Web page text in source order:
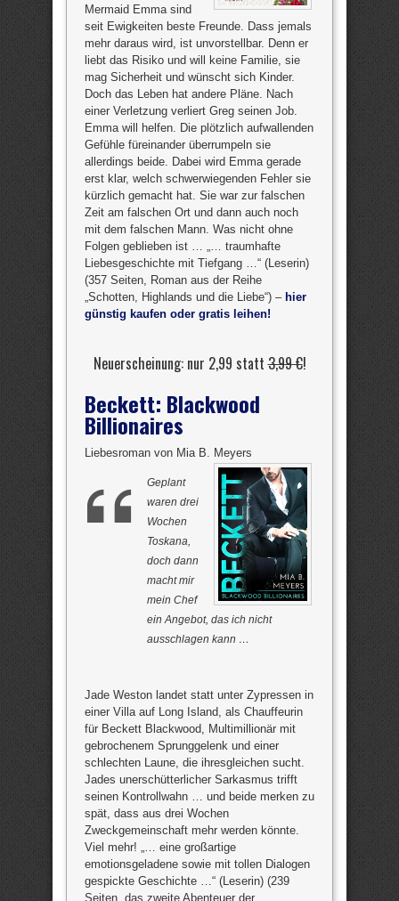
Mermaid Emma sind
seit Ewigkeiten beste Freunde. Dass jemals
mehr daraus wird, ist unvorstellbar. Denn er
liebt das Risiko und will keine Familie, sie
mag Sicherheit und wünscht sich Kinder.
Doch das Leben hat andere Pläne. Nach
einer Verletzung verliert Greg seinen Job.
Emma will helfen. Die plötzlich aufwallenden
Gefühle füreinander überrumpeln sie
allerdings beide. Dabei wird Emma gerade
erst klar, welch schwerwiegenden Fehler sie
kürzlich gemacht hat. Sie war zur falschen
Zeit am falschen Ort und dann auch noch
mit dem falschen Mann. Was nicht ohne
Folgen geblieben ist … „… traumhafte
Liebesgeschichte mit Tiefgang …“ (Leserin)
(357 Seiten, Roman aus der Reihe
„Schotten, Highlands und die Liebe“) – hier
günstig kaufen oder gratis leihen!
Neuerscheinung: nur 2,99 statt3,99 €!
Beckett: Blackwood
Billionaires
Liebesroman von Mia B. Meyers
Geplant
waren drei
Wochen
Toskana,
doch dann
macht mir
mein Chef
ein Angebot, das ich nicht
ausschlagen kann …
Jade Weston landet statt unter Zypressen in
einer Villa auf Long Island, als Chauffeurin
für Beckett Blackwood, Multimillionär mit
gebrochenem Sprunggelenk und einer
schlechten Laune, die ihresgleichen sucht.
Jades unerschütterlicher Sarkasmus trifft
seinen Kontrollwahn … und beide merken zu
spät, dass aus drei Wochen
Zweckgemeinschaft mehr werden könnte.
Viel mehr! „… eine großartige
emotionsgeladene sowie mit tollen Dialogen
gespickte Geschichte …“ (Leserin) (239
Seiten, das zweite Abenteuer der